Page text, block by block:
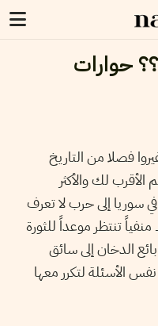
حوارات
فصلا من التاريخ
لك والأكثر
سوريا إلى حرب لا تعرف
تنتظر موعداً للثورة
الدخان إلى سائق
الأسئلة لتكرر معها